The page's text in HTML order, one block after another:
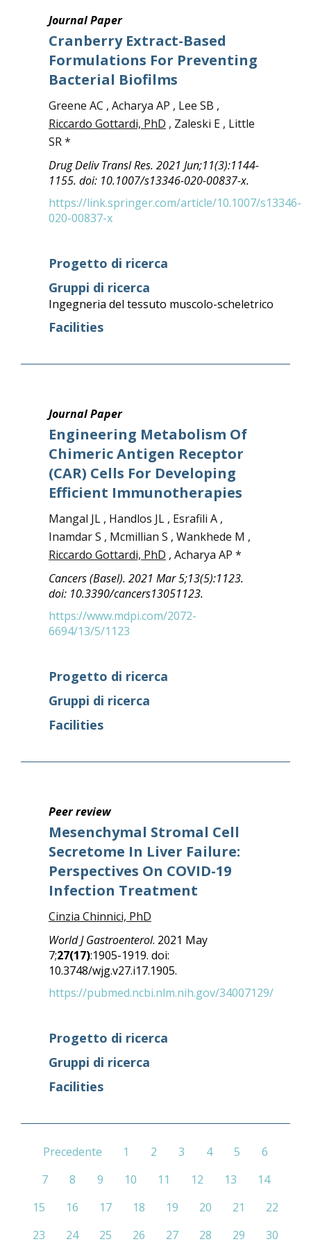
Journal Paper
Cranberry Extract-Based
Formulations For Preventing
Bacterial Biofilms
Greene AC , Acharya AP , Lee SB ,
Riccardo Gottardi, PhD , Zaleski E , Little
SR *
Drug Deliv Transl Res. 2021 Jun;11(3):1144-
1155. doi: 10.1007/s13346-020-00837-x.
https://link.springer.com/article/10.1007/s13346-
020-00837-x
Progetto di ricerca
Gruppi di ricerca
Ingegneria del tessuto muscolo-scheletrico
Facilities
Journal Paper
Engineering Metabolism Of
Chimeric Antigen Receptor
(CAR) Cells For Developing
Efficient Immunotherapies
Mangal JL , Handlos JL , Esrafili A ,
Inamdar S , Mcmillian S , Wankhede M ,
Riccardo Gottardi, PhD , Acharya AP *
Cancers (Basel). 2021 Mar 5;13(5):1123.
doi: 10.3390/cancers13051123.
https://www.mdpi.com/2072-
6694/13/5/1123
Progetto di ricerca
Gruppi di ricerca
Facilities
Peer review
Mesenchymal Stromal Cell
Secretome In Liver Failure:
Perspectives On COVID-19
Infection Treatment
Cinzia Chinnici, PhD
World J Gastroenterol. 2021 May
7;27(17):1905-1919. doi:
10.3748/wjg.v27.i17.1905.
https://pubmed.ncbi.nlm.nih.gov/34007129/
Progetto di ricerca
Gruppi di ricerca
Facilities
Precedente 1 2 3 4 5
6
7
8 9 10 11 12 13
14
15
16 17 18 19 20 21
22
23
24 25 26 27 28 29 30